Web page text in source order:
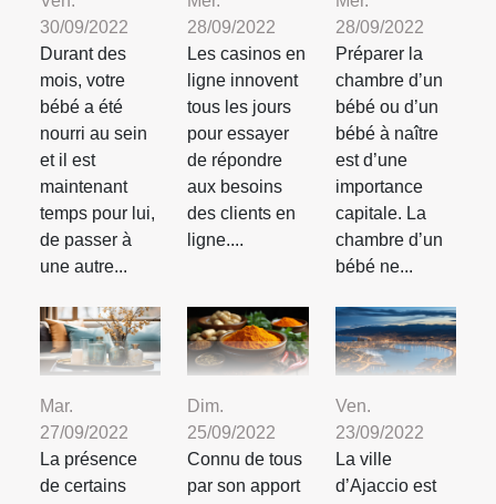
30/09/2022
Durant des
mois, votre
bébé a été
nourri au sein
et il est
maintenant
temps pour lui,
de passer à
une autre...
28/09/2022
Les casinos en
ligne innovent
tous les jours
pour essayer
de répondre
aux besoins
des clients en
ligne....
28/09/2022
Préparer la
chambre d’un
bébé ou d’un
bébé à naître
est d’une
importance
capitale. La
chambre d’un
bébé ne...
Mar.
27/09/2022
La présence
de certains
Dim.
25/09/2022
Connu de tous
par son apport
Ven.
23/09/2022
La ville
d’Ajaccio est